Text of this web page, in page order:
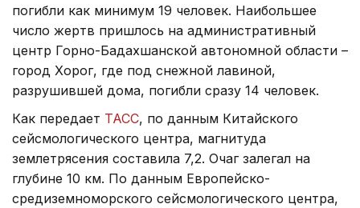
погибли как минимум 19 человек. Наибольшее
число жертв пришлось на административный
центр Горно-Бадахшанской автономной области –
город Хорог, где под снежной лавиной,
разрушившей дома, погибли сразу 14 человек.
Как передает ТАСС, по данным Китайского
сейсмологического центра, магнитуда
землетрясения составила 7,2. Очаг залегал на
глубине 10 км. По данным Европейско-
средиземноморского сейсмологического центра,